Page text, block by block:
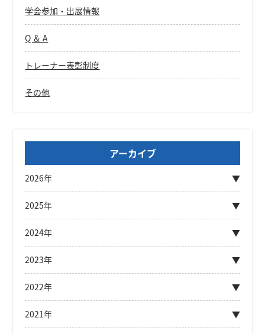
学会参加・出展情報
Q ＆ A
トレーナー表彰制度
その他
アーカイブ
2026年
2025年
2024年
2023年
2022年
2021年